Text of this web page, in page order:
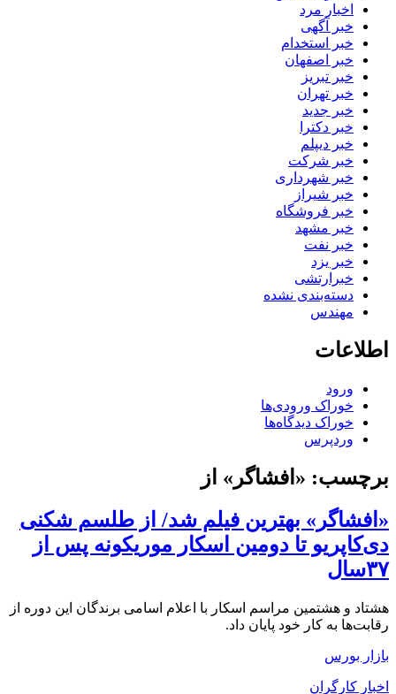
اخبار مرد
خبر آگهی
خبر استخدام
خبر اصفهان
خبر تبریز
خبر تهران
خبر جدید
خبر دکترا
خبر دیپلم
خبر شرکت
خبر شهرداری
خبر شیراز
خبر فروشگاه
خبر مشهد
خبر نفت
خبر یزد
خبرارتشی
دسته‌بندی نشده
مهندس
اطلاعات
ورود
خوراک ورودی‌ها
خوراک دیدگاه‌ها
وردپرس
برچسب: «افشاگر» از
«افشاگر» بهترین فیلم شد/ از طلسم شکنی
دی‌کاپریو تا دومین اسکار موریکونه پس از
۳۷سال
هشتاد و هشتمین مراسم اسکار با اعلام اسامی برندگان این دوره از
رقابت‌ها به کار خود پایان داد.
بازار بورس
اخبار کارگران